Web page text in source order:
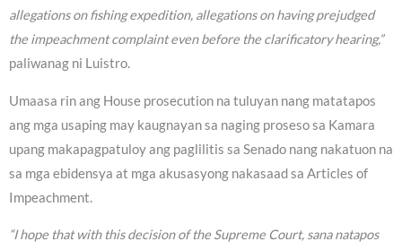
allegations on fishing expedition, allegations on having prejudged
the impeachment complaint even before the clarificatory hearing,”
paliwanag ni Luistro.
Umaasa rin ang House prosecution na tuluyan nang matatapos
ang mga usaping may kaugnayan sa naging proseso sa Kamara
upang makapagpatuloy ang paglilitis sa Senado nang nakatuon na
sa mga ebidensya at mga akusasyong nakasaad sa Articles of
Impeachment.
“I hope that with this decision of the Supreme Court, sana natapos